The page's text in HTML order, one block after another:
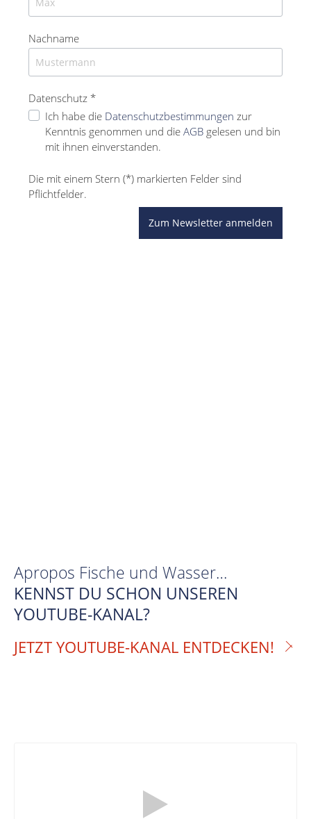
Nachname
Datenschutz *
Ich habe die Datenschutzbestimmungen zur
Kenntnis genommen und die AGB gelesen und bin
mit ihnen einverstanden.
Die mit einem Stern (*) markierten Felder sind
Pflichtfelder.
Zum Newsletter anmelden
Apropos Fische und Wasser…
KENNST DU SCHON UNSEREN
YOUTUBE-KANAL?
JETZT YOUTUBE-KANAL ENTDECKEN!